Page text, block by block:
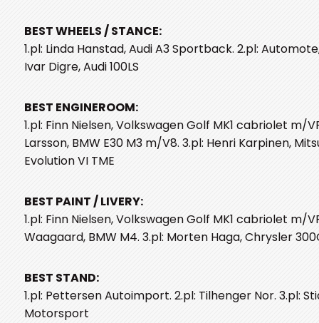
BEST WHEELS / STANCE:
1.pl: Linda Hanstad, Audi A3 Sportback. 2.pl:
Ivar Digre, Audi 100LS
BEST ENGINEROOM:
1.pl: Finn Nielsen, Volkswagen Golf MK1 cabriolet m/
Larsson, BMW E30 M3 m/V8. 3.pl: Henri Karpinen,
Evolution VI TME
BEST PAINT / LIVERY:
1.pl: Finn Nielsen, Volkswagen Golf MK1 cabriolet m/
Waagaard, BMW M4. 3.pl: Morten Haga, Chrysler
BEST STAND:
1.pl: Pettersen Autoimport. 2.pl: Tilhenger Nor. 3.pl:
Motorsport